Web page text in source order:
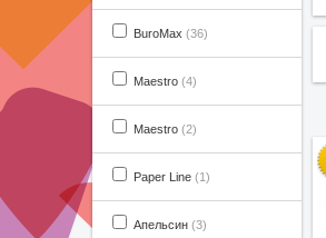
BuroMax (36)
Maestro (4)
Maestro (2)
Paper Line (1)
Апельсин (3)